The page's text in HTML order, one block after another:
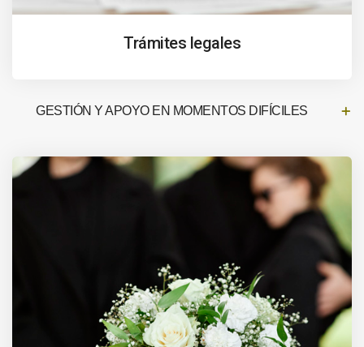
Trámites legales
GESTIÓN Y APOYO EN MOMENTOS DIFÍCILES